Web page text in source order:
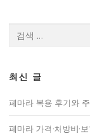
최신 글
페마라 복용 후기와
페마라 가격·처방비·